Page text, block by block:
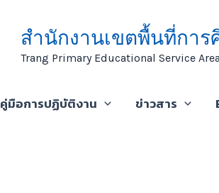
สำนักงานเขตพื้นที่การ
Trang Primary Educational Service
คู่มือการปฏิบัติงาน ข่าวสาร